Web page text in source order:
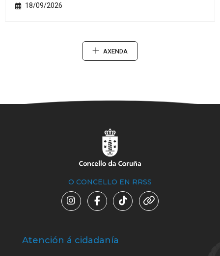
18/09/2026
AXENDA
O CONCELLO EN RRSS
Atención á cidadanía